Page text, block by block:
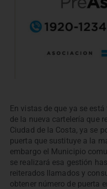
En vistas de que ya se
de la nueva cartelería que
Ciudad de la Costa, ya se
puerta que sustituye a la
embargo el Municipio
se realizará esa gestión
reiterados llamados y
obtener número de puerta